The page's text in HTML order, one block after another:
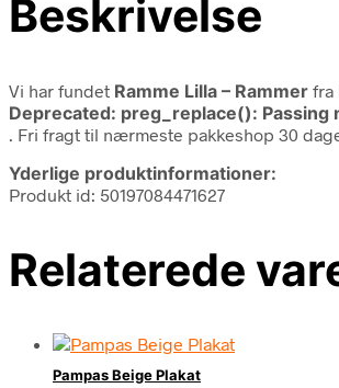
Beskrivelse
Vi har fundet Ramme Lilla – Rammer fra
Deprecated: preg_replace():
. Fri fragt til nærmeste pakkeshop 30
Yderlige produktinformationer:
Produkt id: 50197084471627
Relaterede
Pampas Beige Plakat